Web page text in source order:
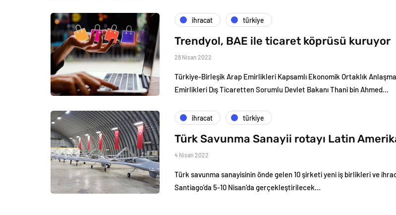
i̇hracat türkiye
Trendyol, BAE ile ticaret köprüsü kuruyor
28 Nisan 2022
Türkiye-Birleşik Arap Emirlikleri Kapsamlı Ekonomik Ortaklık
Emirlikleri Dış Ticaretten Sorumlu Devlet Bakanı Thani bin Ahmed…
i̇hracat türkiye
Türk Savunma Sanayii rotayı Latin
4 Nisan 2022
Türk savunma sanayisinin önde gelen 10 şirketi yeni iş birlikleri ve
Santiago'da 5-10 Nisan'da gerçekleştirilecek…